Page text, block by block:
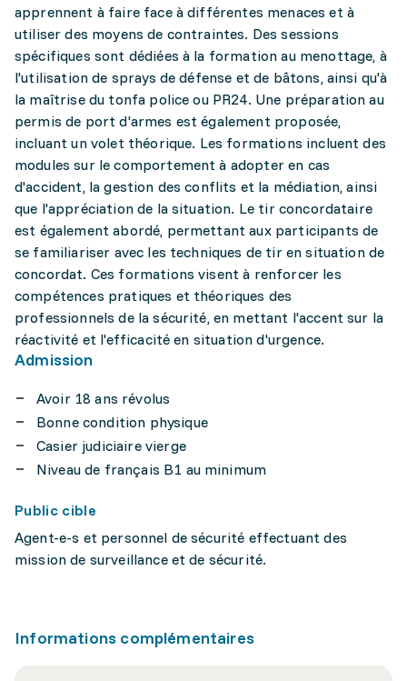
apprennent à faire face à différentes menaces et à
utiliser des moyens de contraintes. Des sessions
spécifiques sont dédiées à la formation au menottage, à
l'utilisation de sprays de défense et de bâtons, ainsi qu'à
la maîtrise du tonfa police ou PR24. Une préparation au
permis de port d'armes est également proposée,
incluant un volet théorique. Les formations incluent des
modules sur le comportement à adopter en cas
d'accident, la gestion des conflits et la médiation, ainsi
que l'appréciation de la situation. Le tir concordataire
est également abordé, permettant aux participants de
se familiariser avec les techniques de tir en situation de
concordat. Ces formations visent à renforcer les
compétences pratiques et théoriques des
professionnels de la sécurité, en mettant l'accent sur la
réactivité et l'efficacité en situation d'urgence.
Admission
Avoir 18 ans révolus
Bonne condition physique
Casier judiciaire vierge
Niveau de français B1 au minimum
Public cible
Agent-e-s et personnel de sécurité effectuant des
mission de surveillance et de sécurité.
Informations complémentaires